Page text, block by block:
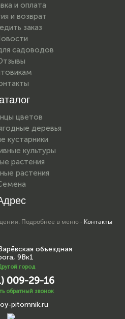
и оплата
и возврат
заказ
садоводов
цветов
деревья
кустарники
культуры
растения
растения
Подробнее в меню - Контакты
объездная
9Вк1
город
009-29-16
обратный звонок
pitomnik.ru